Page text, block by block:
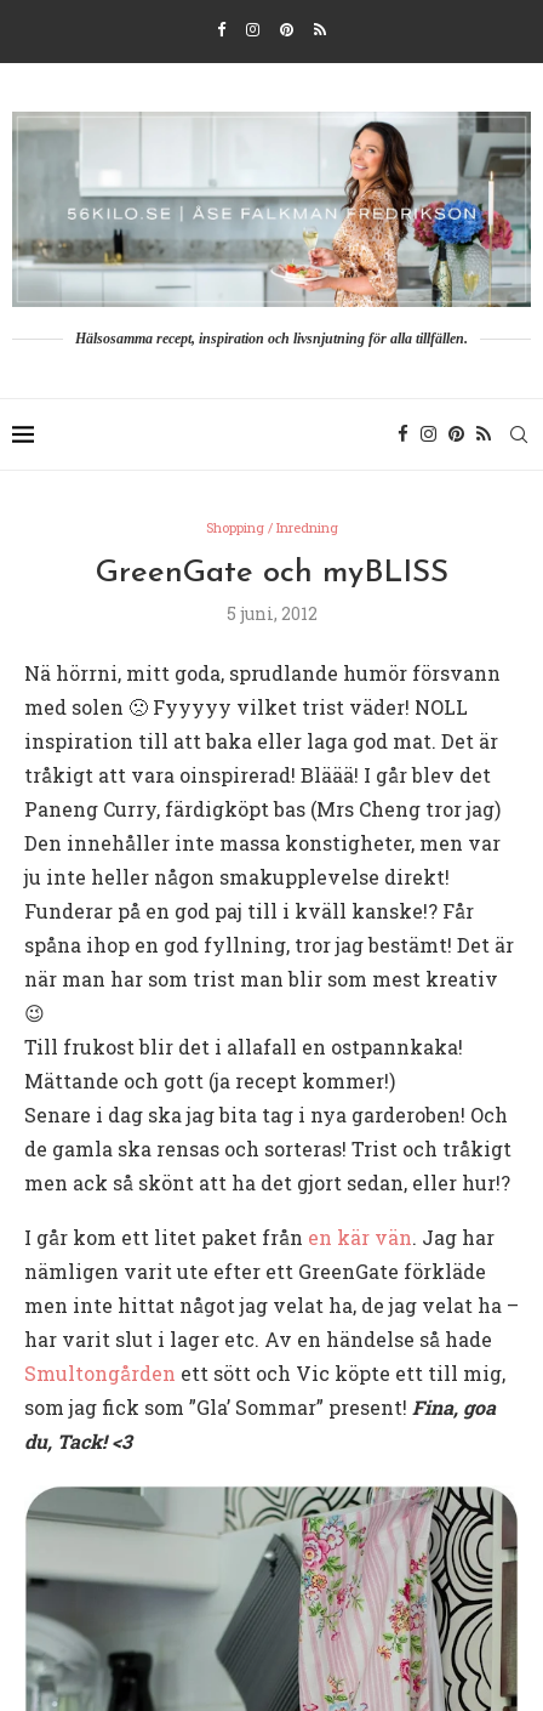
Hälsosamma recept, inspiration och livsnjutning för alla tillfällen.
Shopping / Inredning
GreenGate och myBLISS
5 juni, 2012
Nä hörrni, mitt goda, sprudlande humör försvann
med solen 🙁 Fyyyyy vilket trist väder! NOLL
inspiration till att baka eller laga god mat. Det är
tråkigt att vara oinspirerad! Bläää! I går blev det
Paneng Curry, färdigköpt bas (Mrs Cheng tror jag)
Den innehåller inte massa konstigheter, men var
ju inte heller någon smakupplevelse direkt!
Funderar på en god paj till i kväll kanske!? Får
spåna ihop en god fyllning, tror jag bestämt! Det är
när man har som trist man blir som mest kreativ
😉
Till frukost blir det i allafall en ostpannkaka!
Mättande och gott (ja recept kommer!)
Senare i dag ska jag bita tag i nya garderoben! Och
de gamla ska rensas och sorteras! Trist och tråkigt
men ack så skönt att ha det gjort sedan, eller hur!?
I går kom ett litet paket från en kär vän. Jag har
nämligen varit ute efter ett GreenGate förkläde
men inte hittat något jag velat ha, de jag velat ha –
har varit slut i lager etc. Av en händelse så hade
Smultongården ett sött och Vic köpte ett till mig,
som jag fick som ”Gla’ Sommar” present! Fina, goa
du, Tack! <3